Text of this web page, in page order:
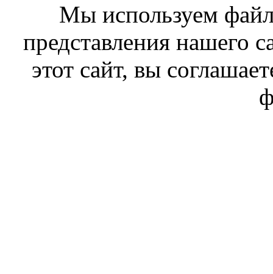
Мы используем
представления нашего
этот сайт, вы